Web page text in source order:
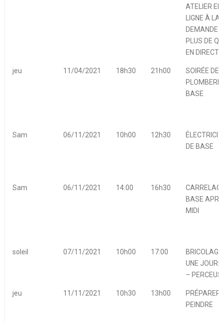
ATELIER EN
LIGNE À LA
DEMANDE
PLUS DE
EN DIRECT
jeu 11/04/2021 18h30 21h00
SOIRÉE DE
BASE
Sam 06/11/2021 10h00 12h30
DE BASE
Sam 06/11/2021 14:00 16h30
BASE
MIDI
soleil 07/11/2021 10h00 17:00
UNE
–
jeu 11/11/2021 10h30 13h00
PRÉPARER
PEINDRE